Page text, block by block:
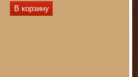
В корзину